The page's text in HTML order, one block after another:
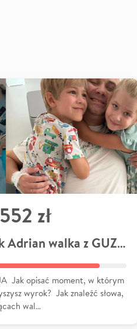
zł
Szymaniak Adrian walka z GUZEM
Jak opisać moment, w którym
wyrok? Jak znaleźć słowa,
wal…